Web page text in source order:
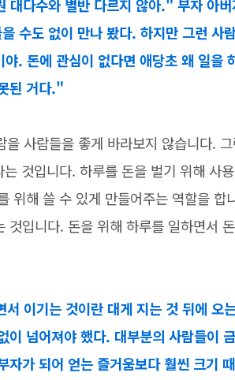
다수와 별반 다르지 않아." 부자 아
수도 없이 만나 봤다. 하지만 그런 사
야. 돈에 관심이 없다면 애당초 왜 일을
된 거다."
사람들을 좋게 바라보지 않습니다.
것입니다. 하루를 돈을 벌기 위해 사
위해 쓸 수 있게 만들어주는 역할을
것입니다. 돈을 위해 하루를 일하면서
이기는 것이란 대게 지는 것 뒤에 오
이 넘어져야 했다. 대부분의 사람들이
자가 되어 얻는 즐거움보다 훨씬 크기